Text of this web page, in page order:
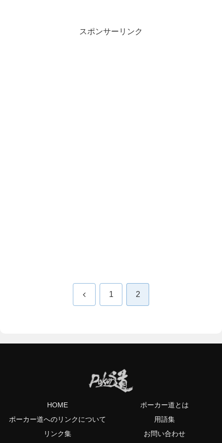
スポンサーリンク
前 1 2
HOME
ポーカー道とは
ポーカー道へのリンクについて
用語集
リンク集
お問い合わせ